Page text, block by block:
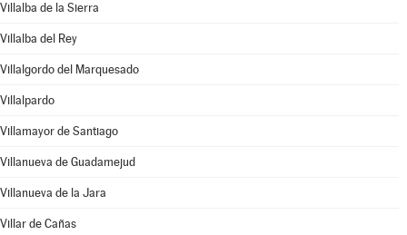
Villalba de la Sierra
Villalba del Rey
Villalgordo del Marquesado
Villalpardo
Villamayor de Santiago
Villanueva de Guadamejud
Villanueva de la Jara
Villar de Cañas